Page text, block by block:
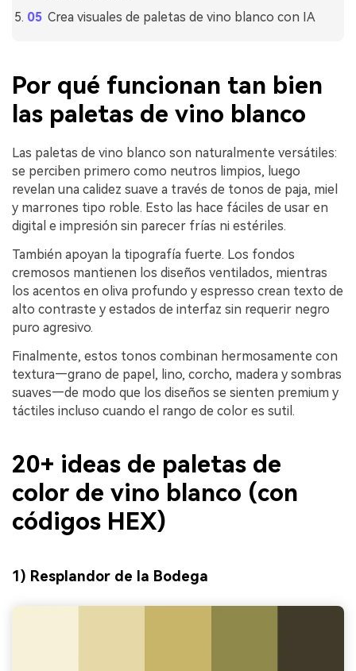
Crea visuales de paletas de vino blanco con IA
Por qué funcionan tan bien
las paletas de vino blanco
Las paletas de vino blanco son naturalmente versátiles:
se perciben primero como neutros limpios, luego
revelan una calidez suave a través de tonos de paja, miel
y marrones tipo roble. Esto las hace fáciles de usar en
digital e impresión sin parecer frías ni estériles.
También apoyan la tipografía fuerte. Los fondos
cremosos mantienen los diseños ventilados, mientras
los acentos en oliva profundo y espresso crean texto de
alto contraste y estados de interfaz sin requerir negro
puro agresivo.
Finalmente, estos tonos combinan hermosamente con
textura—grano de papel, lino, corcho, madera y sombras
suaves—de modo que los diseños se sienten premium y
táctiles incluso cuando el rango de color es sutil.
20+ ideas de paletas de
color de vino blanco (con
códigos HEX)
1) Resplandor de la Bodega